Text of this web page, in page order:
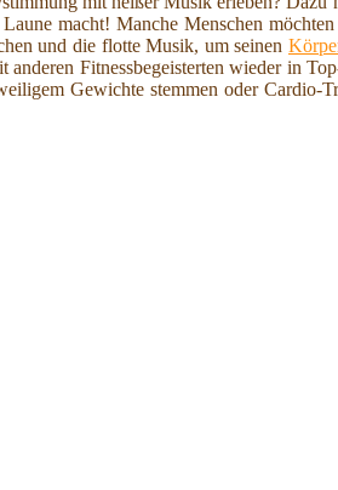
macht! Manche Menschen
und die flotte Musik, um seinen
Fitnessbegeisterten wieder in
Gewichte stemmen oder Cardio-